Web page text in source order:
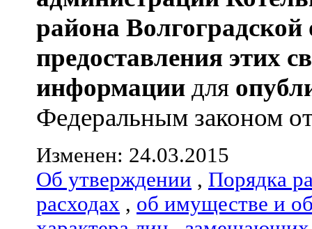
района Волгоградской
предоставления этих
информации для
Федеральным законом
Изменен: 24.03.2015
Об утверждении , Порядка
расходах , об имуществе и